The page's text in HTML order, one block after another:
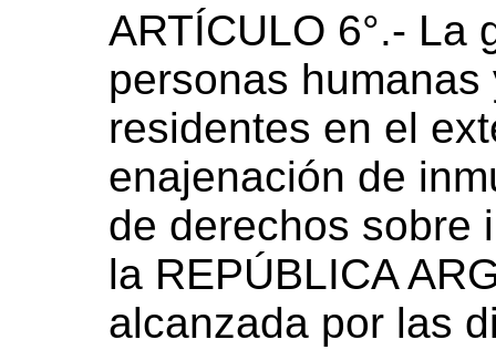
ARTÍCULO 6°.- La
personas
residentes en el
enajenación de
de derechos sobre
la REPÚBLICA
alcanzada por las